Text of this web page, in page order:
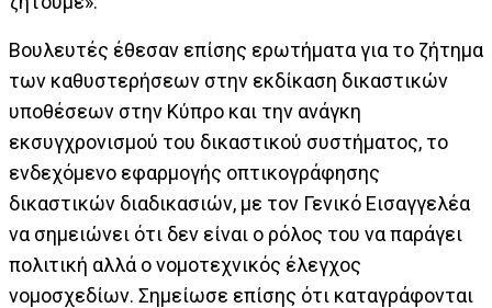
Βουλευτές έθεσαν επίσης ερωτήματα για το ζήτημα
των καθυστερήσεων στην εκδίκαση δικαστικών
υποθέσεων στην Κύπρο και την ανάγκη
εκσυγχρονισμού του δικαστικού συστήματος, το
ενδεχόμενο εφαρμογής οπτικογράφησης
δικαστικών διαδικασιών, με τον Γενικό Εισαγγελέα
να σημειώνει ότι δεν είναι ο ρόλος του να παράγει
πολιτική αλλά ο νομοτεχνικός έλεγχος
νομοσχεδίων. Σημείωσε επίσης ότι καταγράφονται